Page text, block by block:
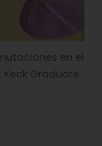
en el
Keck Graduate